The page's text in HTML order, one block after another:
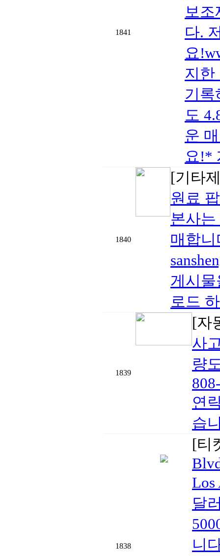
1841
보조
다.
요
지한
기록
도
운
요!*
1840
[기타
원료
본사
매합
게시
로드
1839
[자
사
량
연
습
1838
[티
Los
달
니